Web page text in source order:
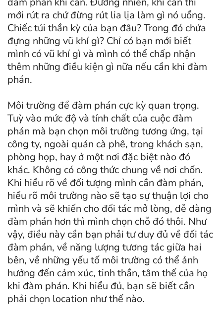
mới rút ra chứ đừng rút lia lịa làm gì nó uổng.
Chiếc túi thần kỳ của bạn đâu? Trong đó chứa
đựng những vũ khí gì? Chỉ có bạn mới biết
mình có vũ khí gì và mình có thể chấp nhận
thêm những điều kiện gì nữa nếu cần khi đàm
phán.
Môi trường để đàm phán cực kỳ quan trọng.
Tuỳ vào mức độ và tính chất của cuộc đàm
phán mà bạn chọn môi trường tương ứng, tại
công ty, ngoài quán cà phê, trong khách sạn,
phòng họp, hay ở một nơi đặc biệt nào đó
khác. Không có công thức chung về nơi chốn.
Khi hiểu rõ về đối tượng mình cần đàm phán,
hiểu rõ môi trường nào sẽ tạo sự thuận lợi cho
mình và sẽ khiến cho đối tác mở lòng, dễ dàng
đàm phán hơn thì mình chọn chỗ đó thôi. Như
vậy, điều này cần bạn phải tư duy đủ về đối tác
đàm phán, về năng lượng tương tác giữa hai
bên, về những yếu tố môi trường có thể ảnh
hưởng đến cảm xúc, tinh thần, tâm thế của họ
khi đàm phán. Khi hiểu đủ, bạn sẽ biết cần
phải chọn location như thế nào.